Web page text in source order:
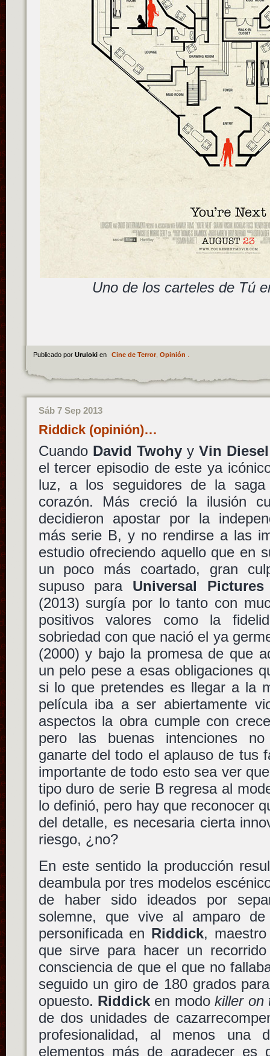
Uno de los carteles de Tú
Publicado por Uruloki en Cine de Terror, Opinión
Sáb 7 Sep 2013
Riddick (opinión)…
Cuando David TwohyyVin Diesel
el tercer episodio de este ya
luz, a los seguidores de la
corazón. Más creció la ilusión
decidieron apostar por la
más serie B, y no rendirse a las
estudio ofreciendo aquello que en
un poco más coartado, gran
supuso para Universal Pictures
(2013) surgía por lo tanto con
positivos valores como la
sobriedad con que nació el ya
(2000) y bajo la promesa de que
un pelo pese a esas obligaciones
si lo que pretendes es llegar a la
película iba a ser abiertamente
aspectos la obra cumple con
pero las buenas intenciones
ganarte del todo el aplauso de tus
importante de todo esto sea ver
tipo duro de serie B regresa al
lo definió, pero hay que reconocer
del detalle, es necesaria cierta
riesgo, ¿no?
En este sentido la producción
deambula por tres modelos
de haber sido ideados por
solemne, que vive al amparo
personificada en Riddick,
que sirve para hacer un
consciencia de que el que no
seguido un giro de 180 grados
opuesto. Riddicken modokiller on
de dos unidades de
profesionalidad, al menos
elementos más de agradecer es